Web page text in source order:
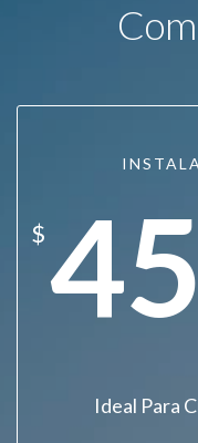
$
Ideal Para